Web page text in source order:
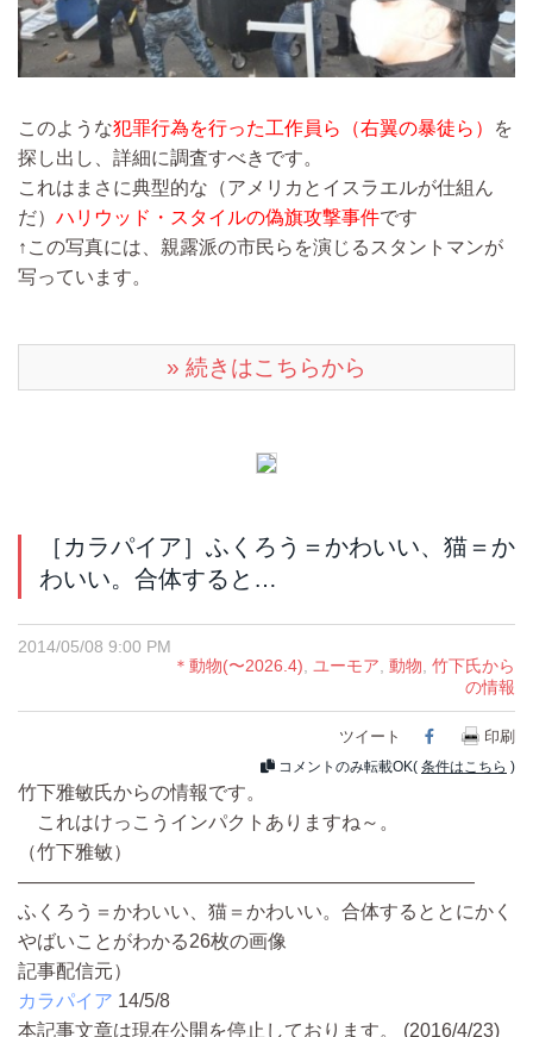
このような犯罪行為を行った工作員ら（右翼の暴徒ら）
を
探し出し、詳細に調査すべきです。
これはまさに典型的な（アメリカとイスラエルが仕組ん
だ） ハリウッド・スタイルの偽旗攻撃事件です
↑この写真には、親露派の市民らを演じるスタントマンが
写っています。
» 続きはこちらから
［カラパイア］ふくろう＝かわいい、猫＝か
わいい。合体すると…
2014/05/08 9:00 PM
＊動物(〜2026.4), ユーモア, 動物, 竹下氏から
の情報
ツイート Facebook
印刷
コメントのみ転載OK( 条件はこちら )
竹下雅敏氏からの情報です。
これはけっこうインパクトありますね～。
（竹下雅敏）
――――――――――――――――――――――――
ふくろう＝かわいい、猫＝かわいい。合体するととにかく
やばいことがわかる26枚の画像
記事配信元）
カラパイア 14/5/8
本記事文章は現在公開を停止しております。 (2016/4/23)